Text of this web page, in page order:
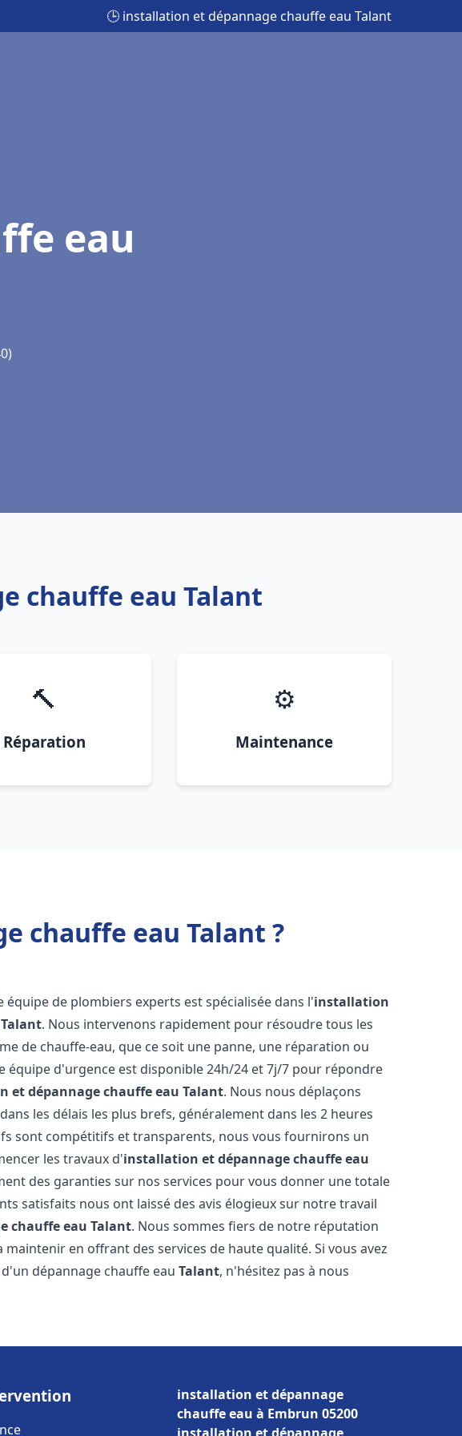
🕒 installation et dépannage chauffe eau Talant
eau
chauffe eau Talant
🔨
Réparation
⚙️
Maintenance
chauffe eau Talant ?
équipe de plombiers experts est spécialisée dans l'installation
Talant. Nous intervenons rapidement pour résoudre tous les
de chauffe-eau, que ce soit une panne, une réparation ou
équipe d'urgence est disponible 24h/24 et 7j/7 pour répondre
et dépannage chauffe eau Talant. Nous nous déplaçons
les délais les plus brefs, généralement dans les 2 heures
sont compétitifs et transparents, nous vous fournirons un
les travaux d'installation et dépannage chauffe eau
des garanties sur nos services pour vous donner une totale
satisfaits nous ont laissé des avis élogieux sur notre travail
chauffe eau Talant. Nous sommes fiers de notre réputation
en offrant des services de haute qualité. Si vous avez
dépannage chauffe eauTalant, n'hésitez pas à nous
installation et dépannage
chauffe eau à Embrun 05200